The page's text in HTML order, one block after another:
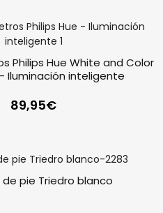
Philips Hue White and Color
Iluminación inteligente
89,95€
pie Triedro blanco